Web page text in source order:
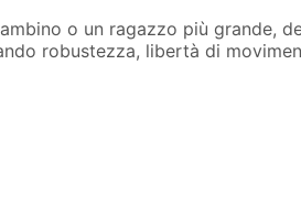
o un ragazzo più grande,
robustezza, libertà di